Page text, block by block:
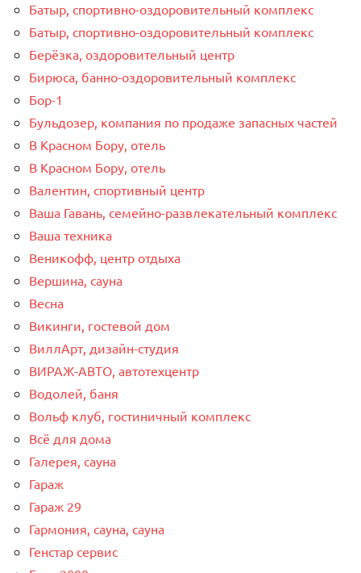
Батыр, спортивно-оздоровительный комплекс
Батыр, спортивно-оздоровительный комплекс
Берёзка, оздоровительный центр
Бирюса, банно-оздоровительный комплекс
Бор-1
Бульдозер, компания по продаже запасных частей
В Красном Бору, отель
В Красном Бору, отель
Валентин, спортивный центр
Ваша Гавань, семейно-развлекательный комплекс
Ваша техника
Веникофф, центр отдыха
Вершина, сауна
Весна
Викинги, гостевой дом
ВиллАрт, дизайн-студия
ВИРАЖ-АВТО, автотехцентр
Водолей, баня
Вольф клуб, гостиничный комплекс
Всё для дома
Галерея, сауна
Гараж
Гараж 29
Гармония, сауна, сауна
Генстар сервис